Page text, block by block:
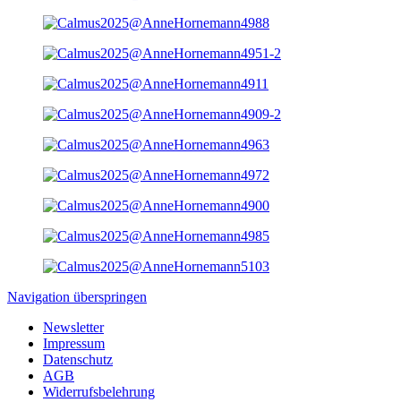
Navigation überspringen
Newsletter
Impressum
Datenschutz
AGB
Widerrufsbelehrung